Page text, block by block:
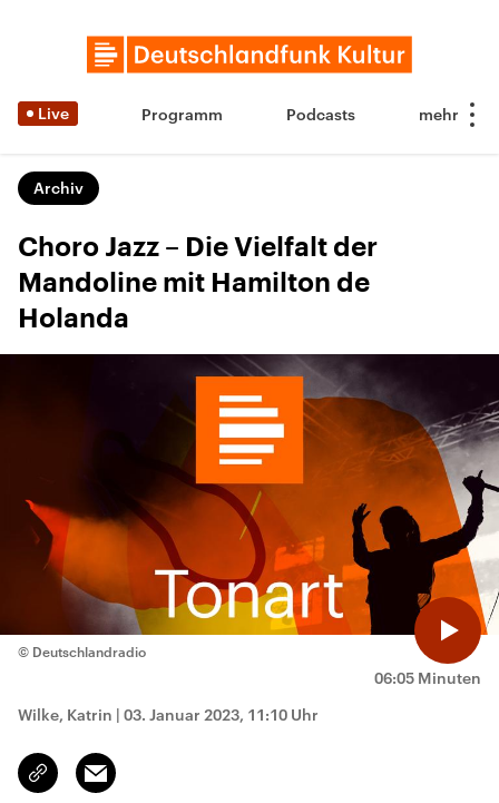
Live Programm Podcasts
Archiv
Choro Jazz – Die Vielfalt der
Mandoline mit Hamilton de
Holanda
06:05 Minuten
© Deutschlandradio
Wilke, Katrin | 03. Januar 2023, 11:10 Uhr
Link
kopieren/teilen
Email